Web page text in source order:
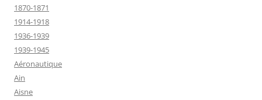
1870-1871
1914-1918
1936-1939
1939-1945
Aéronautique
Ain
Aisne